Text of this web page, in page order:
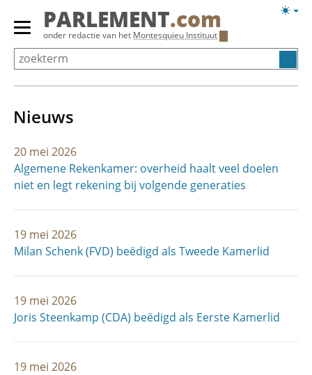
Overslaan
Primair
menu
tonen/verbergen
PARLEMENT.com
onder redactie van het Montesquieu Instituut
Nieuws
20 mei 2026
Algemene Rekenkamer: overheid haalt veel doelen
niet en legt rekening bij volgende generaties
19 mei 2026
Milan Schenk (FVD) beëdigd als Tweede Kamerlid
19 mei 2026
Joris Steenkamp (CDA) beëdigd als Eerste Kamerlid
19 mei 2026